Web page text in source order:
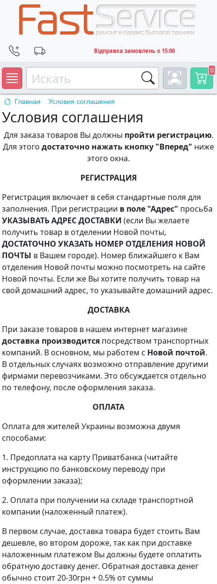
Відправка замовлень о 15:00
0
Главная Условия соглашения
Условия соглашения
Для заказа товаров Вы должны пройти регистрацию.
Для этого достаточно нажать кнопку "Вперед" ниже
этого окна.
РЕГИСТРАЦИЯ
Регистрация включает в себя стандартные поля для
заполнения. При регистрации в поле "Адрес" просьба
УКАЗЫВАТЬ АДРЕС ДОСТАВКИ (если Вы желаете
получить товар в отделении Новой почты,
ДОСТАТОЧНО УКАЗАТЬ НОМЕР ОТДЕЛЕНИЯ НОВОЙ
ПОЧТЫ в Вашем городе). Номер ближайшего к Вам
отделения Новой почты можно посмотреть на сайте
Новой почты. Если же Вы хотите получить товар на
свой домашний адрес, то указывайте домашний адрес.
ДОСТАВКА
При заказе товаров в нашем интернет магазине
доставка производится посредством транспортных
компаний. В основном, мы работем с Новой почтой.
В отдельных случаях возможно отправление другими
фирмами перевозчиками. Это обсуждается отдельно
по телефону, после оформления заказа.
ОПЛАТА
Оплата для жителей Украины возможна двумя
способами:
1. Предоплата на карту Приватбанка (читайте
инструкцию по банковскому переводу при
оформлении заказа);
2. Оплата при получении на складе транспортной
компании (наложенный платеж).
В первом случае, доставка товара будет стоить Вам
дешевле, во втором дороже, так как при доставке
наложенным платежом Вы должны будете оплатить
обратную доставку денег. Обратная доставка денег
обычно стоит 20-30грн + 0.5% от суммы